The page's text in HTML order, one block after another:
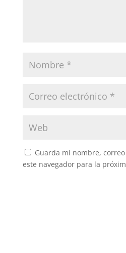
Guarda mi nombre,
este navegador para la